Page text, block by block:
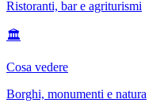
Ristoranti, bar e agriturismi
🏛
Cosa vedere
Borghi, monumenti e natura